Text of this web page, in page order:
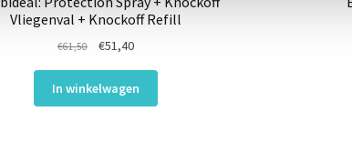
Vliegenval + Knockoff Refill
€61,50
Oorspronkelijke
was:
€61,50.
€51,40Huidige
is:
€51,40.
In winkelwagen